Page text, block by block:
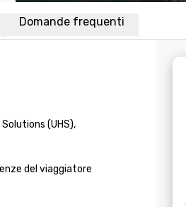
Domande frequenti
(UHS),
del viaggiatore